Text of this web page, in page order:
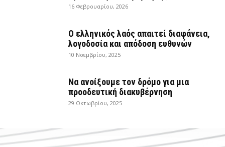
16 Φεβρουαρίου, 2026
Ο ελληνικός λαός απαιτεί διαφάνεια,
λογοδοσία και απόδοση ευθυνών
10 Νοεμβρίου, 2025
Να ανοίξουμε τον δρόμο για μια
προοδευτική διακυβέρνηση
29 Οκτωβρίου, 2025